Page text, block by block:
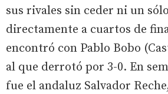
sus rivales sin ceder ni un
directamente a cuartos de
encontró con Pablo Bobo
al que derrotó por 3-0. En
fue el andaluz Salvador